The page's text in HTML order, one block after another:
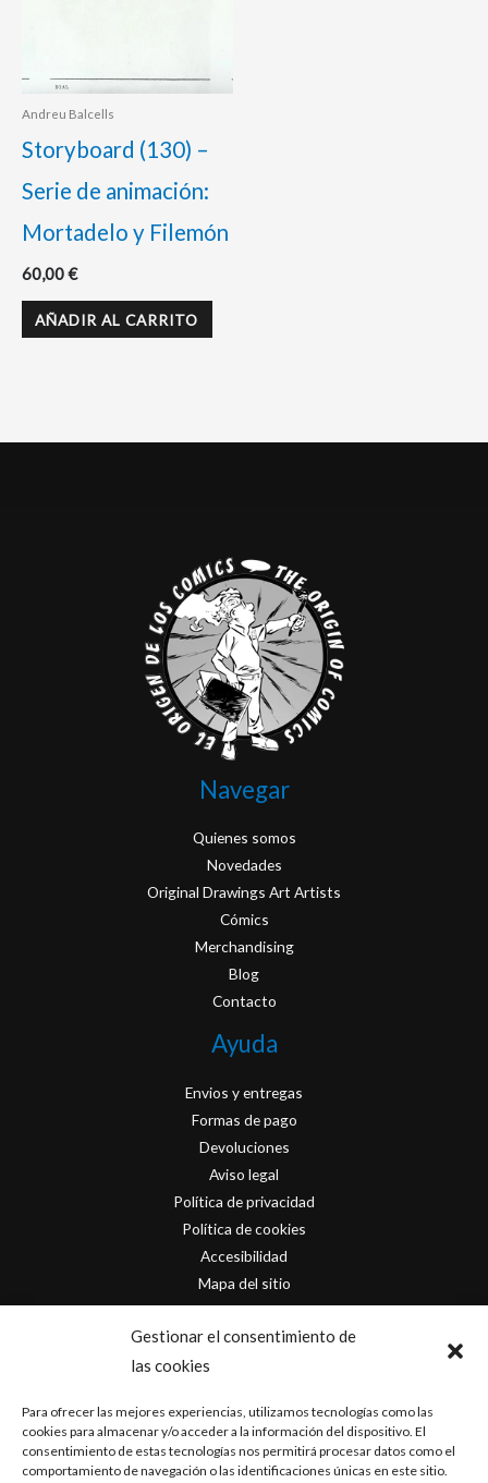
Gestionar el consentimiento de
las cookies
Para ofrecer las mejores experiencias, utilizamos tecnologías como las
cookies para almacenar y/o acceder a la información del dispositivo. El
consentimiento de estas tecnologías nos permitirá procesar datos como el
comportamiento de navegación o las identificaciones únicas en este sitio.
Andreu Balcells
Storyboard (130) –
Serie de animación:
Mortadelo y Filemón
60,00€
AÑADIR AL CARRITO
Navegar
Quienes somos
Novedades
Original Drawings Art Artists
Cómics
Merchandising
Blog
Contacto
Ayuda
Envios y entregas
Formas de pago
Devoluciones
Aviso legal
Política de privacidad
Política de cookies
Accesibilidad
Mapa del sitio
Contacto
info@originofcomics.com
Facebook
Instagram